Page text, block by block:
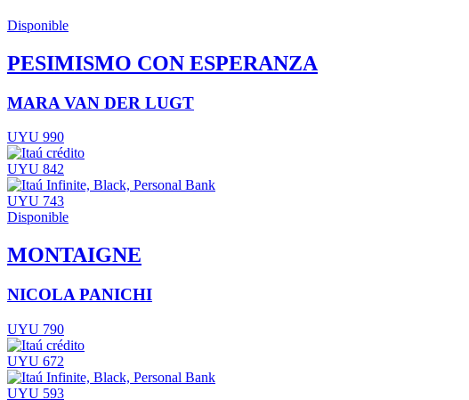
Disponible
PESIMISMO CON ESPERANZA
MARA VAN DER LUGT
UYU 990
UYU 842
UYU 743
Disponible
MONTAIGNE
NICOLA PANICHI
UYU 790
UYU 672
UYU 593